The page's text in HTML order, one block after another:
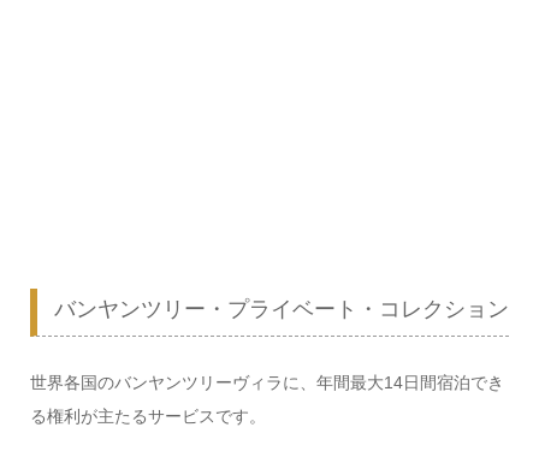
バンヤンツリー・プライベート・コレクション
世界各国のバンヤンツリーヴィラに、年間最大14日間宿泊でき
る権利が主たるサービスです。